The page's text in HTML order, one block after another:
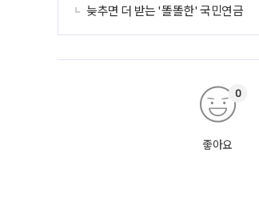
늦추면 더 받는 '똘똘한' 국민연금
좋아요
0